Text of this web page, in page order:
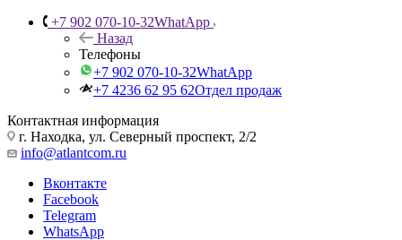
+7 902 070-10-32WhatApp
Назад
Телефоны
+7 902 070-10-32WhatApp
+7 4236 62 95 62Отдел продаж
Контактная информация
г. Находка, ул. Северный проспект, 2/2
info@atlantcom.ru
Вконтакте
Facebook
Telegram
WhatsApp